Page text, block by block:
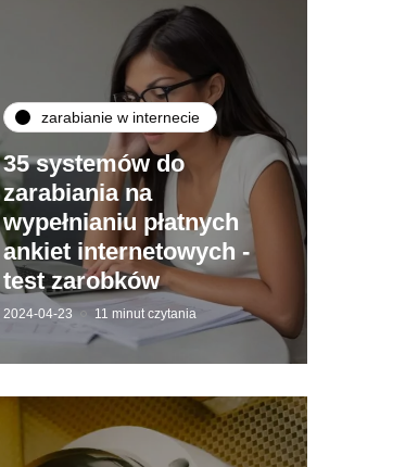
zarabianie w internecie
35 systemów do
zarabiania na
wypełnianiu płatnych
ankiet internetowych -
test zarobków
2024-04-23 11 minut czytania